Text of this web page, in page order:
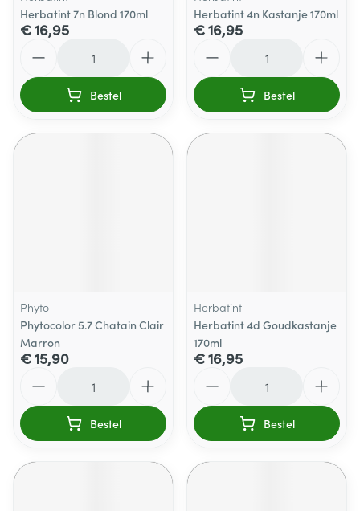
Herbatint 7n Blond 170ml
€ 16,95
Bestel
Herbatint 4n Kastanje 170ml
€ 16,95
Bestel
Phyto
Phytocolor 5.7 Chatain Clair
Marron
€ 15,90
Bestel
Herbatint
Herbatint 4d Goudkastanje
170ml
€ 16,95
Bestel